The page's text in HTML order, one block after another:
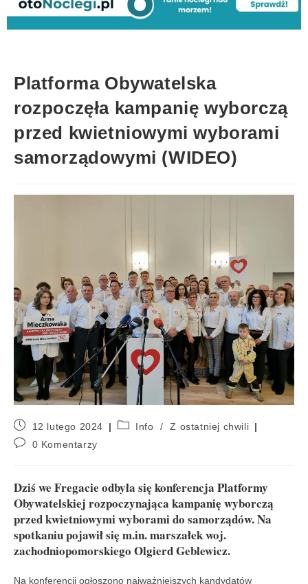
Platforma Obywatelska
rozpoczęła kampanię wyborczą
przed kwietniowymi wyborami
samorządowymi (WIDEO)
12 lutego 2024 Info /
Z ostatniej chwili
0 Komentarzy
Dziś we Fregacie odbyła się konferencja Platformy
Obywatelskiej rozpoczynająca kampanię wyborczą
przed kwietniowymi wyborami do samorządów. Na
spotkaniu pojawił się m.in. marszałek woj.
zachodniopomorskiego Olgierd Geblewicz.
Na konferencji ogłoszono najważniejszych kandydatów